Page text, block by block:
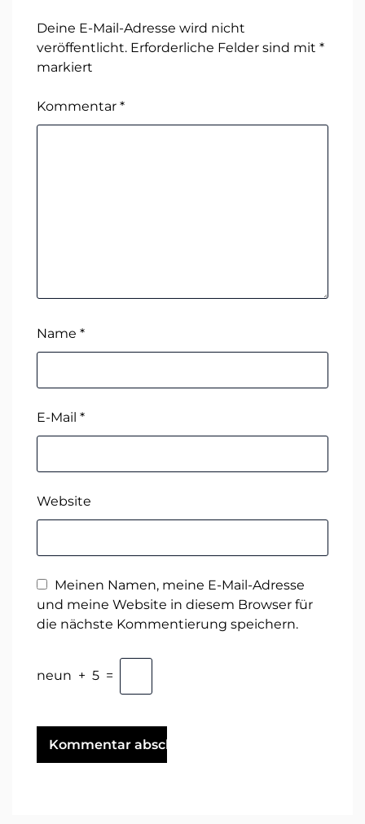
Deine E-Mail-Adresse wird nicht
veröffentlicht. Erforderliche Felder sind mit *
markiert
Kommentar *
Name *
E-Mail *
Website
Meinen Namen, meine E-Mail-Adresse
und meine Website in diesem Browser für
die nächste Kommentierung speichern.
neun + 5 =